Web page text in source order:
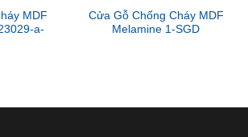
MDF
a-
Cửa Gỗ Chống Cháy MDF
Melamine 1-SGD